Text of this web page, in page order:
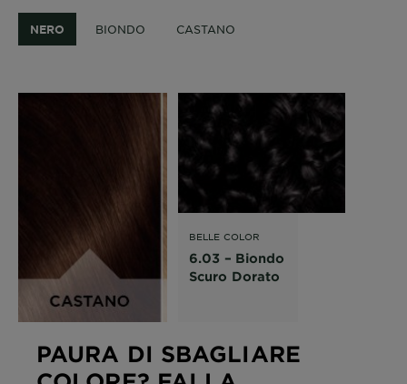
NERO BIONDO CASTANO
BELLE COLOR
6.03 – Biondo
Scuro Dorato
PAURA DI SBAGLIARE